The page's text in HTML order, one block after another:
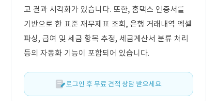
고 결과 시각화가 있습니다. 또한, 홈택스 인증서를
기반으로 한 표준 재무제표 조회, 은행 거래내역 엑셀
파싱, 급여 및 세금 항목 추정, 세금계산서 분류 처리
등의 자동화 기능이 포함되어 있습니다.
로그인 후 무료 견적 상담 받으세요.